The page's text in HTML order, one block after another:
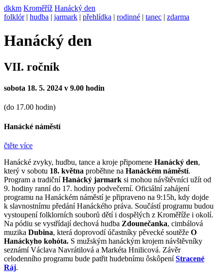
dkkm Kroměříž Hanácký den
folklór| hudba | jarmark | přehlídka | rodinné | tanec | zdarma
Hanácký den
VII. ročník
sobota 18. 5. 2024 v 9.00 hodin
(do 17.00 hodin)
Hanácké náměstí
čtěte více
Hanácké zvyky, hudbu, tance a kroje připomene Hanácký den,
který v sobotu 18. května proběhne na Hanáckém náměstí.
Program a tradičníHanácký jarmark si mohou návštěvníci užít od
9. hodiny ranní do 17. hodiny podvečerní. Oficiální zahájení
programu na Hanáckém náměstí je připraveno na 9:15h, kdy dojde
k slavnostnímu předání Hanáckého práva. Součástí programu budou
vystoupení folklorních souborů dětí i dospělých z Kroměříže i okolí.
Na pódiu se vystřídají dechová hudba Zdounečanka, cimbálová
muzika Dubina, která doprovodí účastníky pěvecké soutěže O
Hanáckyho kohóta. S mužským hanáckým krojem návštěvníky
seznámí Václava Navrátilová a Markéta Hnilicová. Závěr
celodenního programu bude patřit hudebnímu ôskôpeníStracené
Ráj.